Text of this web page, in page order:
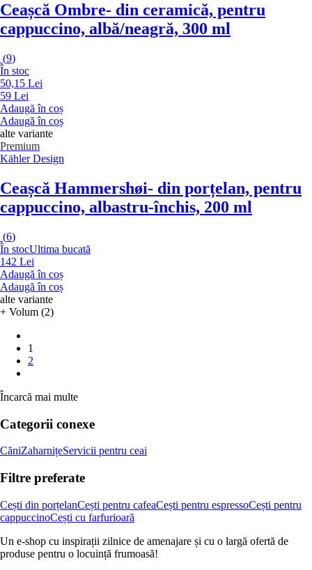
Ceașcă Ombre- din ceramică, pentru
cappuccino, albă/neagră, 300 ml
(9)
În stoc
50,15 Lei
59 Lei
Adaugă în coș
Adaugă în coș
alte variante
Premium
Kähler Design
Ceașcă Hammershøi- din porțelan, pentru
cappuccino, albastru-închis, 200 ml
(6)
În stocUltima bucată
142 Lei
Adaugă în coș
Adaugă în coș
alte variante
+ Volum (2)
1
2
Încarcă mai multe
Categorii conexe
CăniZaharnițeServicii pentru ceai
Filtre preferate
Cești din porțelanCești pentru cafeaCești pentru espressoCești pentru
cappuccinoCești cu farfurioară
Un e-shop cu inspirații zilnice de amenajare și cu o largă ofertă de
produse pentru o locuință frumoasă!